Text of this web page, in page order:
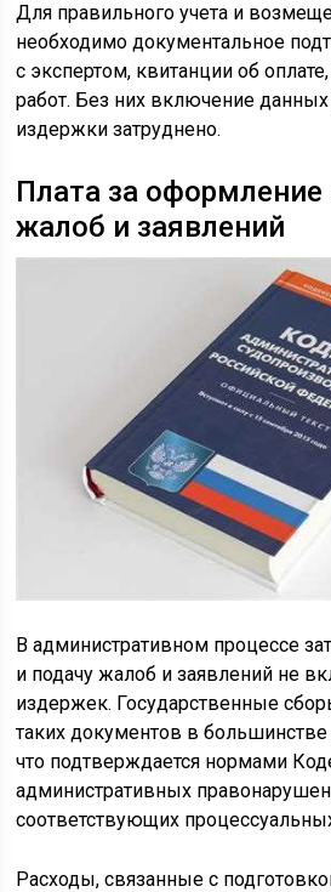
Для правильного учета и
необходимо документальное
с экспертом, квитанции об
работ. Без них включение
издержки затруднено.
Плата за оформление
жалоб и заявлений
В административном процессе
и подачу жалоб и заявлений не
издержек. Государственные
таких документов в большинстве
что подтверждается нормами
административных
соответствующих
Расходы, связанные с